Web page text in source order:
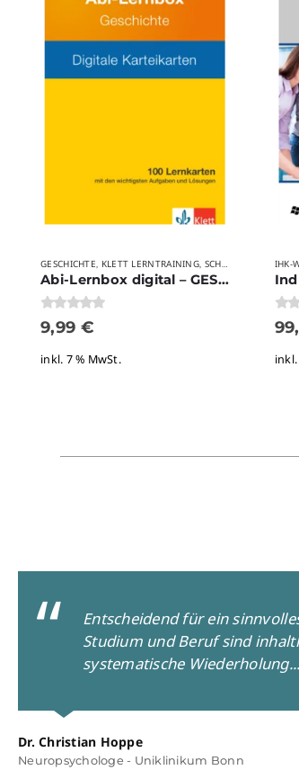
GESCHICHTE, KLETT LERNTRAINING, SCHULE VERLAGE
Abi-Lernbox digital – GESCHICHTE 2.0
0von 5
9,99 €
inkl. 7 % MwSt.
0
inkl.
Entscheidend für ein
Studium und Beruf sind
systematische
Dr. Christian Hoppe
Neuropsychologe - Uniklinikum Bonn